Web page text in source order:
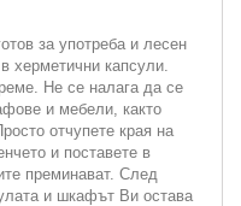
за употреба и лесен
херметични капсули.
Не се налага да се
и мебели, както
отчупете края на
и поставете в
преминават. След
и шкафът Ви остава